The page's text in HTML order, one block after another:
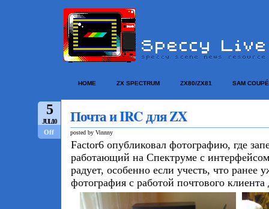
HOME ZX SPECTRUM ZX80/ZX81 SAM COUPÉ
5
JUL/10
Off
Почта и IRC для ZX
posted by Vinnny
Factor6 опубликовал фотографию, где
работающий на Спектруме с
радует, особенно если учесть, что ранее
фотография с работой почтового